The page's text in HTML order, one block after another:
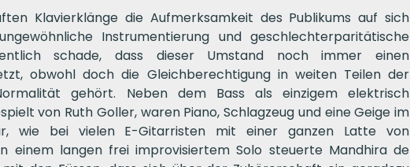
Klavierklänge die Aufmerksamkeit des Publikums auf sich
Instrumentierung und geschlechterparitätische
schade, dass dieser Umstand noch immer einen
obwohl doch die Gleichberechtigung in weiten Teilen der
gehört. Neben dem Bass als einzigem elektrisch
von Ruth Goller, waren Piano, Schlagzeug und eine Geige im
wie bei vielen E-Gitarristen mit einer ganzen Latte von
einem langen frei improvisiertem Solo steuerte Mandhira de